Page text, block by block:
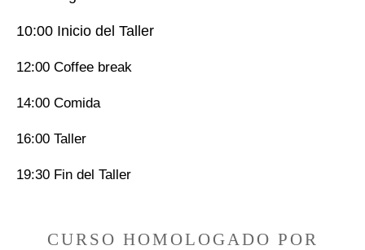
10:00 Inicio del Taller
12:00 Coffee break
14:00 Comida
16:00 Taller
19:30 Fin del Taller
CURSO HOMOLOGADO POR